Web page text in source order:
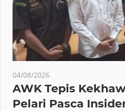
04/08/2026
AWK Tepis
Pelari Pasca